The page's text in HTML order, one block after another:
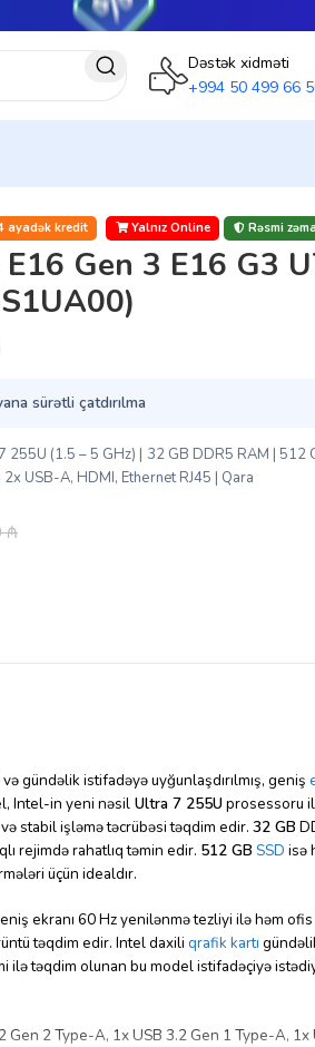
Dəstək xidməti
+994 50 499 66
ayadək kredit Yalnız Online Rəsmi
Gen 3 E16 G3
sürətli çatdırılma
(1.5 – 5 GHz) | 32 GB DDR5 RAM | 512
USB-A, HDMI, Ethernet RJ45 | Qara
₼
gündəlik istifadəyə uyğunlaşdırılmış, geniş
Intel-in yeni nəsil Ultra 7 255Uprosessoru
stabil işləmə təcrübəsi təqdim edir. 32 GB
rejimdə rahatlıq təmin edir. 512 GB SSD isə
üçün idealdır.
ekranı 60 Hz yenilənmə tezliyi ilə həm
təqdim edir. Intel daxili qrafik kartı
ilə təqdim olunan bu model istifadəçiyə
Gen 2 Type-A, 1x USB 3.2 Gen 1 Type-A,